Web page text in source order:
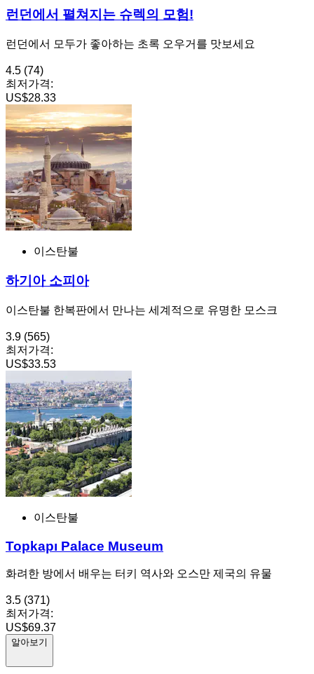
런던에서 펼쳐지는 슈렉의 모험!
런던에서 모두가 좋아하는 초록 오우거를 맛보세요
4.5 (74)
최저가격:
US$28.33
이스탄불
하기아 소피아
이스탄불 한복판에서 만나는 세계적으로 유명한 모스크
3.9 (565)
최저가격:
US$33.53
이스탄불
Topkapı Palace Museum
화려한 방에서 배우는 터키 역사와 오스만 제국의 유물
3.5 (371)
최저가격:
US$69.37
알아보기